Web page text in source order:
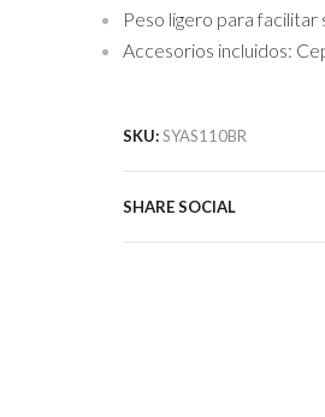
Peso ligero para
Accesorios incluidos:
SKU:SYAS110BR
SHARE SOCIAL